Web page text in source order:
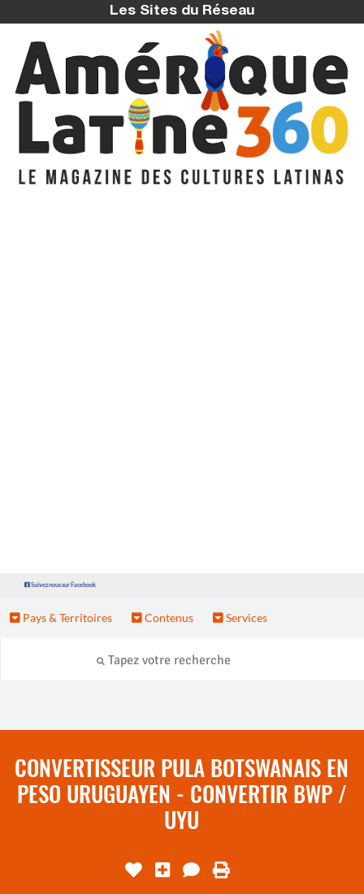
Les Sites du Réseau
Suivez nous sur Facebook
Pays & Territoires Contenus Services
CONVERTISSEUR PULA BOTSWANAIS EN
PESO URUGUAYEN - CONVERTIR BWP /
UYU